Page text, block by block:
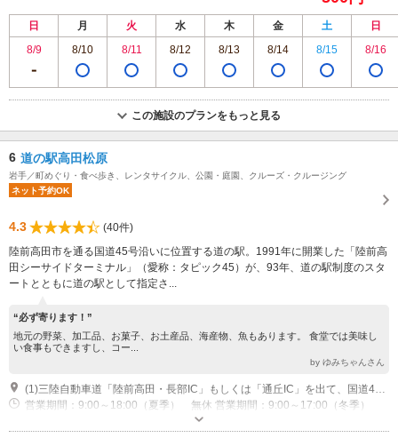
日 月 火 水 木 金 土
日
8/9
8/10 8/11 8/12 8/13 8/14 8/15 8/16
この施設のプランをもっと見る
6 道の駅高田松原
岩手／町めぐり・食べ歩き、レンタサイクル、公園・庭園、クルーズ・クルージング
ネット予約OK
4.3
(40件)
陸前高田市を通る国道45号沿いに位置する道の駅。1991年に開業した「陸前高
田シーサイドターミナル」（愛称：タピック45）が、93年、道の駅制度のスタ
ートとともに道の駅として指定さ...
“必ず寄ります！”
地元の野菜、加工品、お菓子、お土産品、海産物、魚もあります。 食堂では美味し
い食事もできますし、コー...
by ゆみちゃんさん
営業期間：9:00～18:00（夏季） 無休 営業期間：9:00～17:00（冬季）
無休 営業期間：飲食店「たかたのごはん」「まつばら食堂」……11:00～